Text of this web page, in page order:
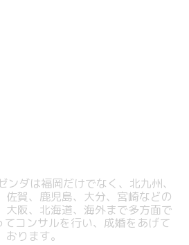
ンダは福岡だけでなく、北九州、
佐賀、鹿児島、大分、宮崎などの
大阪、北海道、海外まで多方面で
コンサルを行い、成婚をあげて
おります。